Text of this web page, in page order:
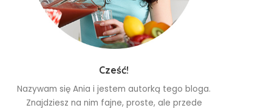
Cześć!
Nazywam się Ania i jestem autorką tego bloga.
Znajdziesz na nim fajne, proste, ale przede